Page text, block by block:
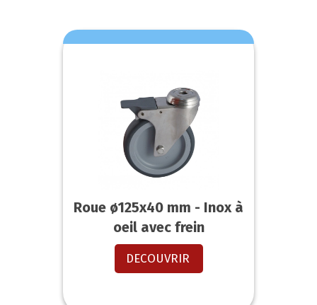
Roue ø125x40 mm - Inox à
oeil avec frein
DECOUVRIR